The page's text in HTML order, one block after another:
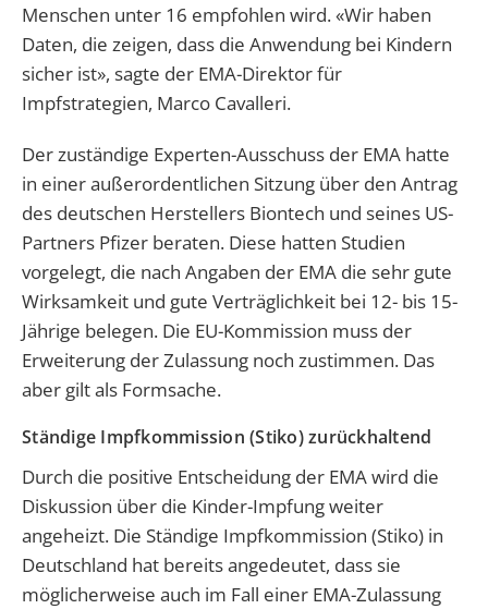
Menschen unter 16 empfohlen wird. «Wir haben
Daten, die zeigen, dass die Anwendung bei Kindern
sicher ist», sagte der EMA-Direktor für
Impfstrategien, Marco Cavalleri.
Der zuständige Experten-Ausschuss der EMA hatte
in einer außerordentlichen Sitzung über den Antrag
des deutschen Herstellers Biontech und seines US-
Partners Pfizer beraten. Diese hatten Studien
vorgelegt, die nach Angaben der EMA die sehr gute
Wirksamkeit und gute Verträglichkeit bei 12- bis 15-
Jährige belegen. Die EU-Kommission muss der
Erweiterung der Zulassung noch zustimmen. Das
aber gilt als Formsache.
Ständige Impfkommission (Stiko) zurückhaltend
Durch die positive Entscheidung der EMA wird die
Diskussion über die Kinder-Impfung weiter
angeheizt. Die Ständige Impfkommission (Stiko) in
Deutschland hat bereits angedeutet, dass sie
möglicherweise auch im Fall einer EMA-Zulassung